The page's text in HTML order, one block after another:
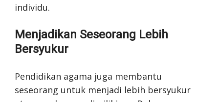
individu.
Menjadikan Seseorang Lebih
Bersyukur
Pendidikan agama juga membantu
seseorang untuk menjadi lebih bersyukur